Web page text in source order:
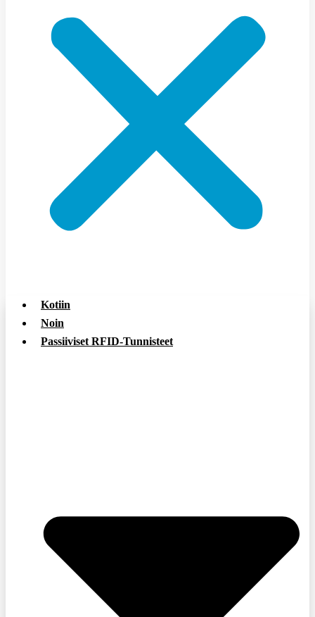
Kotiin
Noin
Passiiviset RFID-Tunnisteet